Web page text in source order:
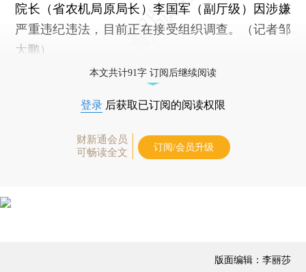
院长（省农机局原局长）李国军（副厅级）因涉嫌
严重违纪违法，目前正在接受组织调查。（记者邹
大鹏）
本文共计91字 订阅后继续阅读
登录 后获取已订阅的阅读权限
财新通会员
可畅读全文
订阅/会员升级
版面编辑：李丽莎